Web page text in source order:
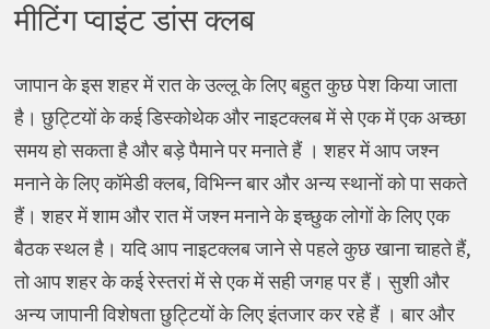
मीटिंग प्वाइंट डांस क्लब
जापान के इस शहर में रात के उल्लू के लिए बहुत कुछ पेश किया जाता
है। छुट्टियों के कई डिस्कोथेक और नाइटक्लब में से एक में एक अच्छा
समय हो सकता है और बड़े पैमाने पर मनाते हैं । शहर में आप जश्न
मनाने के लिए कॉमेडी क्लब, विभिन्न बार और अन्य स्थानों को पा सकते
हैं। शहर में शाम और रात में जश्न मनाने के इच्छुक लोगों के लिए एक
बैठक स्थल है। यदि आप नाइटक्लब जाने से पहले कुछ खाना चाहते हैं,
तो आप शहर के कई रेस्तरां में से एक में सही जगह पर हैं। सुशी और
अन्य जापानी विशेषता छुट्टियों के लिए इंतजार कर रहे हैं । बार और